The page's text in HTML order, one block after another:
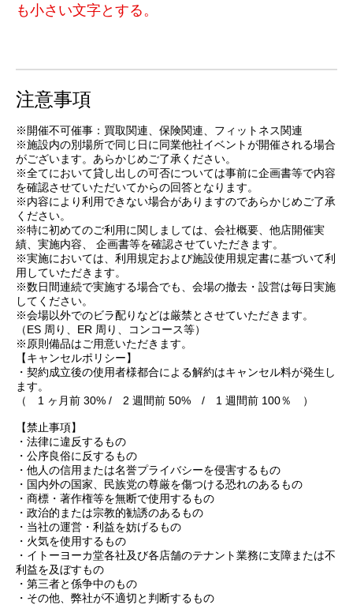
も小さい文字とする。
注意事項
※開催不可催事：買取関連、保険関連、フィットネス関連
※施設内の別場所で同じ日に同業他社イベントが開催される場合
がございます。あらかじめご了承ください。
※全てにおいて貸し出しの可否については事前に企画書等で内容
を確認させていただいてからの回答となります。
※内容により利用できない場合がありますのであらかじめご了承
ください。
※特に初めてのご利用に関しましては、会社概要、他店開催実
績、実施内容、 企画書等を確認させていただきます。
※実施においては、利用規定および施設使用規定書に基づいて利
用していただきます。
※数日間連続で実施する場合でも、会場の撤去・設営は毎日実施
してください。
※会場以外でのビラ配りなどは厳禁とさせていただきます。
（ES 周り、ER 周り、コンコース等）
※原則備品はご用意いただきます。
【キャンセルポリシー】
・契約成立後の使用者様都合による解約はキャンセル料が発生し
ます。
（ 1 ヶ月前 30% / 2 週間前 50% / 1 週間前 100％ ）
【禁止事項】
・法律に違反するもの
・公序良俗に反するもの
・他人の信用または名誉プライバシーを侵害するもの
・国内外の国家、民族党の尊厳を傷つける恐れのあるもの
・商標・著作権等を無断で使用するもの
・政治的または宗教的勧誘のあるもの
・当社の運営・利益を妨げるもの
・火気を使用するもの
・ イトーヨーカ堂各社及び各店舗のテナント業務に支障または不
利益を及ぼすもの
・第三者と係争中のもの
・その他、弊社が不適切と判断するもの